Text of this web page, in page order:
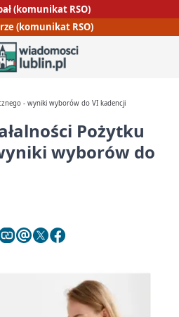
(komunikat RSO)
(komunikat RSO)
- wyniki wyborów do VI kadencji
Pożytku
wyborów do